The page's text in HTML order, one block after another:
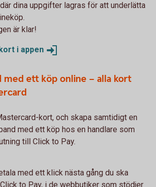
dina uppgifter lagras för att underlätta
är klar!
i appen
med ett köp online – alla kort
kort, och skapa samtidigt en
med ett köp hos en handlare som
till Click to Pay.
med ett klick nästa gång du ska
to Pay, i de webbutiker som stödjer